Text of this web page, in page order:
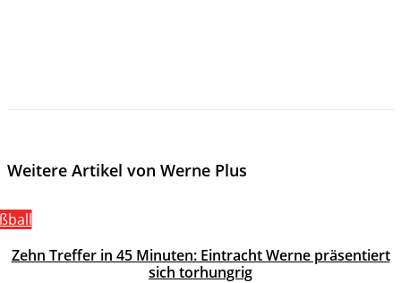
Weitere Artikel von Werne Plus
Zehn Treffer in 45 Minuten: Eintracht Werne präsentiert
sich torhungrig